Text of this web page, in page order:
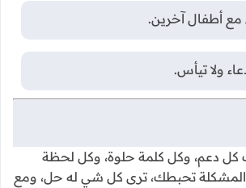
مع أطفال آخرين.
ولا تيأس.
دعم، وكل كلمة حلوة، وكل لحظة
المشكلة تحبطك، ترى كل شي له حل، ومع